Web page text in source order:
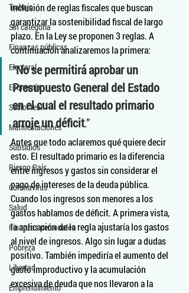
Trabajo
Sin categoría
Finanzas públicas
Electoral
Economía
Sector real
Manifestaciones
Subsidios
Riesgo País
Coronavirus
Salud
Finanzas personales
Pobreza
Libertad
Emprendimiento
inclusión de reglas fiscales que buscan
garantizar la sostenibilidad fiscal de largo
plazo. En la Ley se proponen 3 reglas. A
continuación analizaremos la primera:
“No se permitirá aprobar un
Presupuesto General del Estado
en el cual el resultado primario
arroje un déficit.”
Antes que todo aclaremos qué quiere decir
esto. El resultado primario es la diferencia
entre ingresos y gastos sin considerar el
pago de intereses de la deuda pública.
Cuando los ingresos son menores a los
gastos hablamos de déficit. A primera vista,
la aplicación de la regla ajustaría los gastos
al nivel de ingresos. Algo sin lugar a dudas
positivo. También impediría el aumento del
gasto improductivo y la acumulación
excesiva de deuda que nos llevaron a la